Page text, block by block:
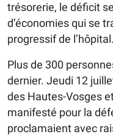
trésorerie, le déficit
d’économies qui se
progressif de l’hôpital.
Plus de 300
dernier. Jeudi 12
des Hautes-Vosges
manifesté pour la
proclamaient avec